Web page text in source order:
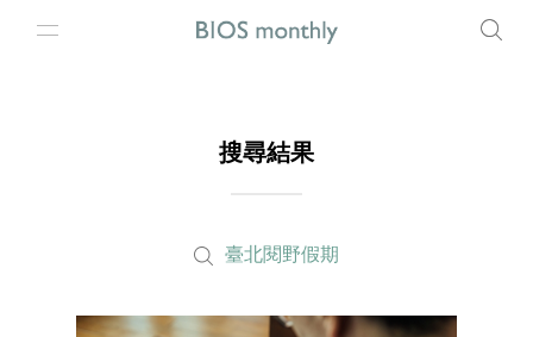
搜尋結果
臺北閱野假期